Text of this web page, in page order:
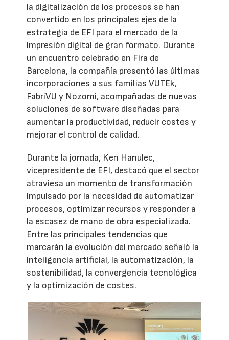
la digitalización de los procesos se han
convertido en los principales ejes de la
estrategia de EFI para el mercado de la
impresión digital de gran formato. Durante
un encuentro celebrado en Fira de
Barcelona, la compañía presentó las últimas
incorporaciones a sus familias VUTEk,
FabriVU y Nozomi, acompañadas de nuevas
soluciones de software diseñadas para
aumentar la productividad, reducir costes y
mejorar el control de calidad.
Durante la jornada, Ken Hanulec,
vicepresidente de EFI, destacó que el sector
atraviesa un momento de transformación
impulsado por la necesidad de automatizar
procesos, optimizar recursos y responder a
la escasez de mano de obra especializada.
Entre las principales tendencias que
marcarán la evolución del mercado señaló la
inteligencia artificial, la automatización, la
sostenibilidad, la convergencia tecnológica
y la optimización de costes.